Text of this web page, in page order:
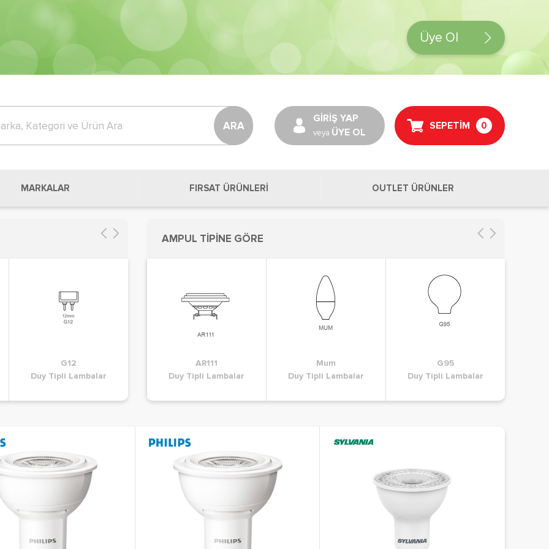
Üye Ol
ARA
GİRİŞ YAP
veya ÜYE OL
SEPETİM 0
MARKALAR FIRSAT ÜRÜNLERİ OUTLET ÜRÜNLER
G12
Duy Tipli Lambalar
G24
Duy Tipli Lambalar
Duy Tipli Lambalar
Duy Tipli Lambalar
AMPUL TİPİNE GÖRE
Duy Tipli Lambalar
AR111
Duy Tipli Lambalar
Mum
Duy Tipli Lambalar
G95
Duy Tipli Lambalar